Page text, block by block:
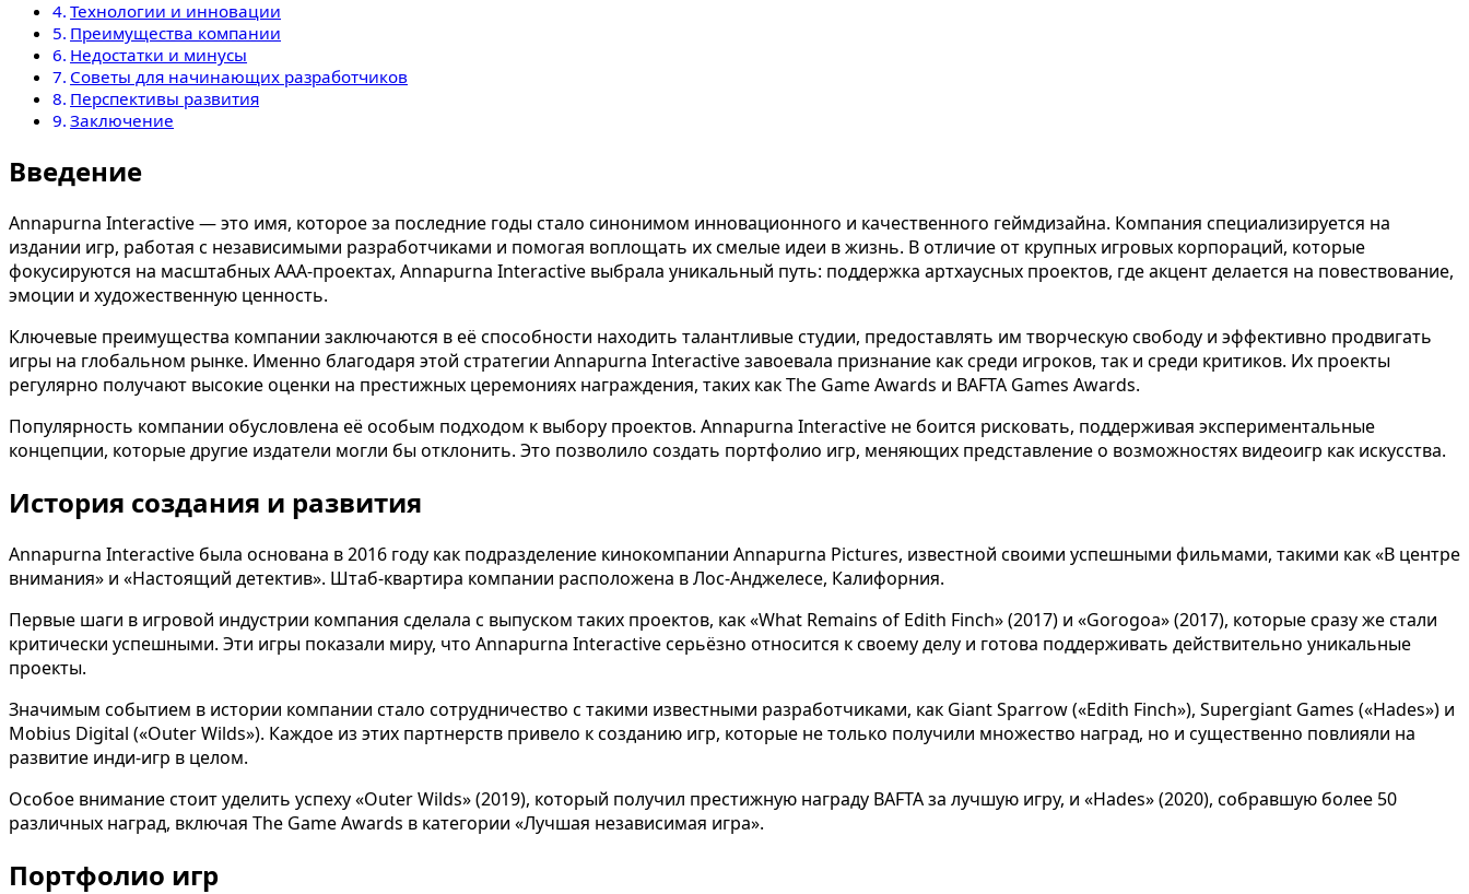
Технологии и инновации
Преимущества компании
Недостатки и минусы
Советы для начинающих разработчиков
Перспективы развития
Заключение
Введение
Annapurna Interactive — это имя, которое за последние годы стало синонимом инновационного и качественного геймдизайна. Компания специализируется на
издании игр, работая с независимыми разработчиками и помогая воплощать их смелые идеи в жизнь. В отличие от крупных игровых корпораций, которые
фокусируются на масштабных AAA-проектах, Annapurna Interactive выбрала уникальный путь: поддержка артхаусных проектов, где акцент делается на повествование,
эмоции и художественную ценность.
Ключевые преимущества компании заключаются в её способности находить талантливые студии, предоставлять им творческую свободу и эффективно продвигать
игры на глобальном рынке. Именно благодаря этой стратегии Annapurna Interactive завоевала признание как среди игроков, так и среди критиков. Их проекты
регулярно получают высокие оценки на престижных церемониях награждения, таких как The Game Awards и BAFTA Games Awards.
Популярность компании обусловлена её особым подходом к выбору проектов. Annapurna Interactive не боится рисковать, поддерживая экспериментальные
концепции, которые другие издатели могли бы отклонить. Это позволило создать портфолио игр, меняющих представление о возможностях видеоигр как искусства.
История создания и развития
Annapurna Interactive была основана в 2016 году как подразделение кинокомпании Annapurna Pictures, известной своими успешными фильмами, такими как «В центре
внимания» и «Настоящий детектив». Штаб-квартира компании расположена в Лос-Анджелесе, Калифорния.
Первые шаги в игровой индустрии компания сделала с выпуском таких проектов, как «What Remains of Edith Finch» (2017) и «Gorogoa» (2017), которые сразу же стали
критически успешными. Эти игры показали миру, что Annapurna Interactive серьёзно относится к своему делу и готова поддерживать действительно уникальные
проекты.
Значимым событием в истории компании стало сотрудничество с такими известными разработчиками, как Giant Sparrow («Edith Finch»), Supergiant Games («Hades») и
Mobius Digital («Outer Wilds»). Каждое из этих партнерств привело к созданию игр, которые не только получили множество наград, но и существенно повлияли на
развитие инди-игр в целом.
Особое внимание стоит уделить успеху «Outer Wilds» (2019), который получил престижную награду BAFTA за лучшую игру, и «Hades» (2020), собравшую более 50
различных наград, включая The Game Awards в категории «Лучшая независимая игра».
Портфолио игр